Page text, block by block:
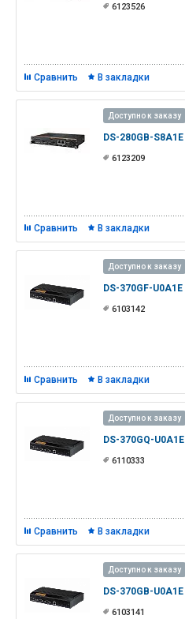
6123526
Сравнить В закладки
Доступно к заказу
DS-280GB-S8A1E
6123209
Сравнить В закладки
Доступно к заказу
DS-370GF-U0A1E
6103142
Сравнить В закладки
Доступно к заказу
DS-370GQ-U0A1E
6110333
Сравнить В закладки
Доступно к заказу
DS-370GB-U0A1E
6103141